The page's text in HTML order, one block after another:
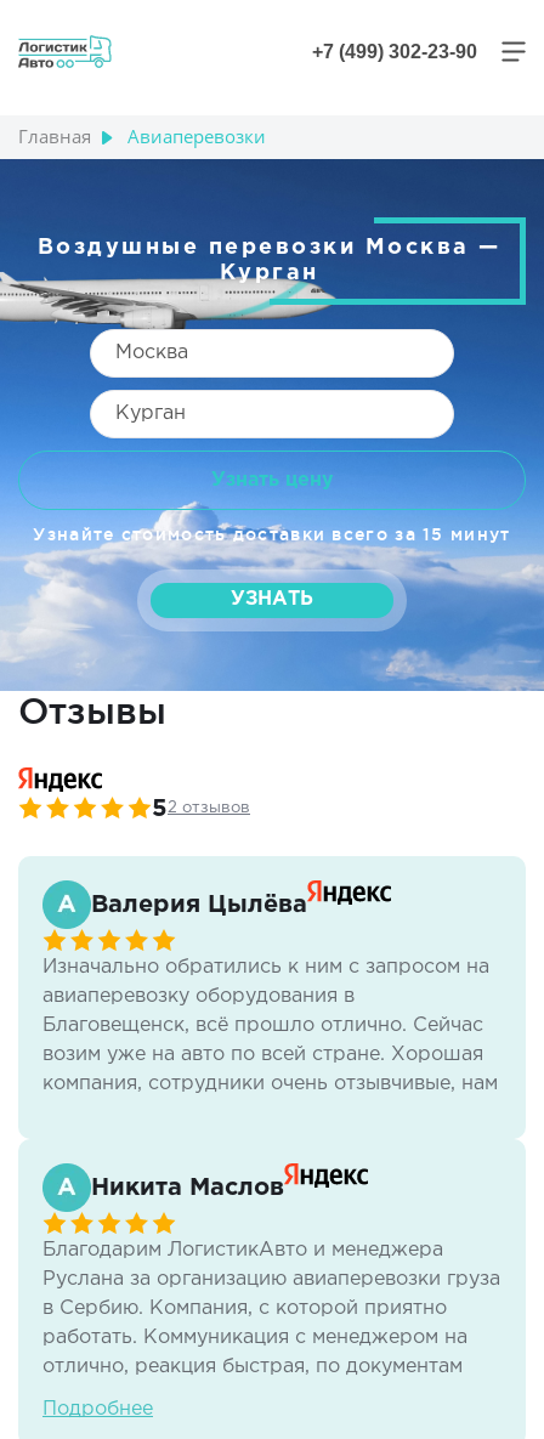
+7 (499) 302-23-90
Главная Авиаперевозки
Воздушные перевозки Москва —
Курган
Узнать цену
Узнайте стоимость доставки всего за 15 минут
УЗНАТЬ
Отзывы
52 отзывов
Валерия Цылёва
Изначально обратились к ним с запросом на
авиаперевозку оборудования в
Благовещенск, всё прошло отлично. Сейчас
возим уже на авто по всей стране. Хорошая
компания, сотрудники очень отзывчивые, нам
Никита Маслов
Благодарим ЛогистикАвто и менеджера
Руслана за организацию авиаперевозки груза
в Сербию. Компания, с которой приятно
работать. Коммуникация с менеджером на
отлично, реакция быстрая, по документам
тоже нет никаких проблем. И самое важное -
Подробнее